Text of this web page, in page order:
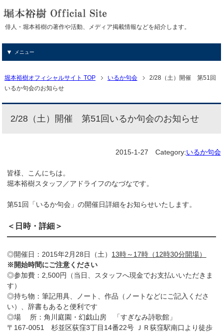
俳人・堀本裕樹の著作や活動、メディア掲載情報などを紹介します。
メニュー
堀本裕樹オフィシャルサイト TOP いるか句会
2/28（土）開催 第51回
いるか句会のお知らせ
2/28（土）開催 第51回いるか句会のお知らせ
2015-1-27 Category:いるか句会
皆様、こんにちは。
堀本裕樹スタッフ／アドライフのなづなです。
第51回「いるか句会」の開催日詳細をお知らせいたします。
＜日時・詳細＞
◎開催日：2015年2月28日（土） 13時～17時（12時30分開場）
※開始時間にご注意ください
◎参加費：2,500円（当日、スタッフへ現金でお支払いいただきま
す）
◎持ち物：筆記用具、ノート、作品（ノートなどにご記入くださ
い）、辞書もあると便利です
◎場 所：角川庭園・幻戯山房 「すぎなみ詩歌館」
〒167-0051 杉並区荻窪3丁目14番22号 ＪＲ荻窪駅南口より徒歩